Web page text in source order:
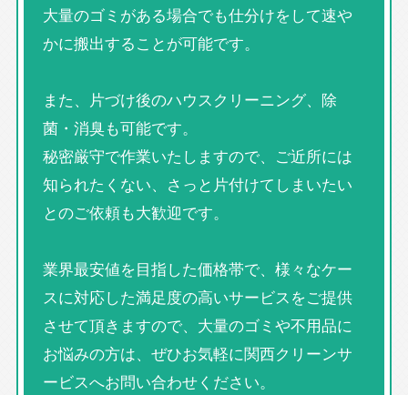
大量のゴミがある場合でも仕分けをして速や
かに搬出することが可能です。
また、片づけ後のハウスクリーニング、除
菌・消臭も可能です。
秘密厳守で作業いたしますので、ご近所には
知られたくない、さっと片付けてしまいたい
とのご依頼も大歓迎です。
業界最安値を目指した価格帯で、様々なケー
スに対応した満足度の高いサービスをご提供
させて頂きますので、大量のゴミや不用品に
お悩みの方は、ぜひお気軽に関西クリーンサ
ービスへお問い合わせください。